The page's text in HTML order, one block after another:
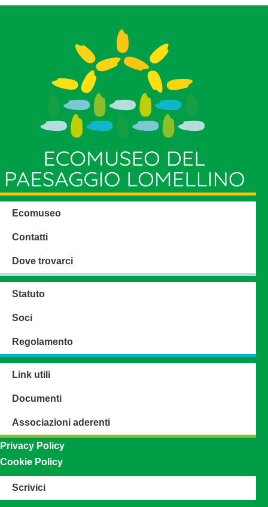
Ecomuseo
Contatti
Dove trovarci
Statuto
Soci
Regolamento
Link utili
Documenti
Associazioni aderenti
Privacy Policy
Cookie Policy
Scrivici